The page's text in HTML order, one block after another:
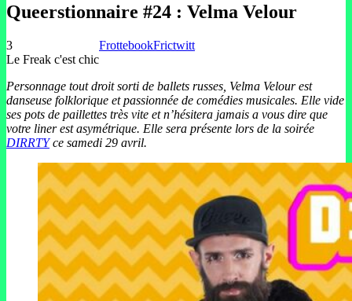
Queerstionnaire #24 : Velma Velour
3
Le Freak c'est chic
FrottebookFrictwitt
Personnage tout droit sorti de ballets russes, Velma Velour est
danseuse folklorique et passionnée de comédies musicales. Elle vide
ses pots de paillettes très vite et n’hésitera jamais a vous dire que
votre liner est asymétrique. Elle sera présente lors de la soirée
DIRRTYce samedi 29 avril.